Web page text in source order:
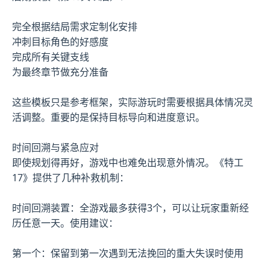
完全根据结局需求定制化安排
冲刺目标角色的好感度
完成所有关键支线
为最终章节做充分准备
这些模板只是参考框架，实际游玩时需要根据具体情况灵
活调整。重要的是保持目标导向和进度意识。
时间回溯与紧急应对
即使规划得再好，游戏中也难免出现意外情况。《特工
17》提供了几种补救机制：
时间回溯装置：全游戏最多获得3个，可以让玩家重新经
历任意一天。使用建议：
第一个：保留到第一次遇到无法挽回的重大失误时使用